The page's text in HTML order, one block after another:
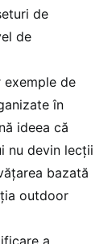
de
de
exemple de
în
ideea că
nu devin lecții
bazată
outdoor
a